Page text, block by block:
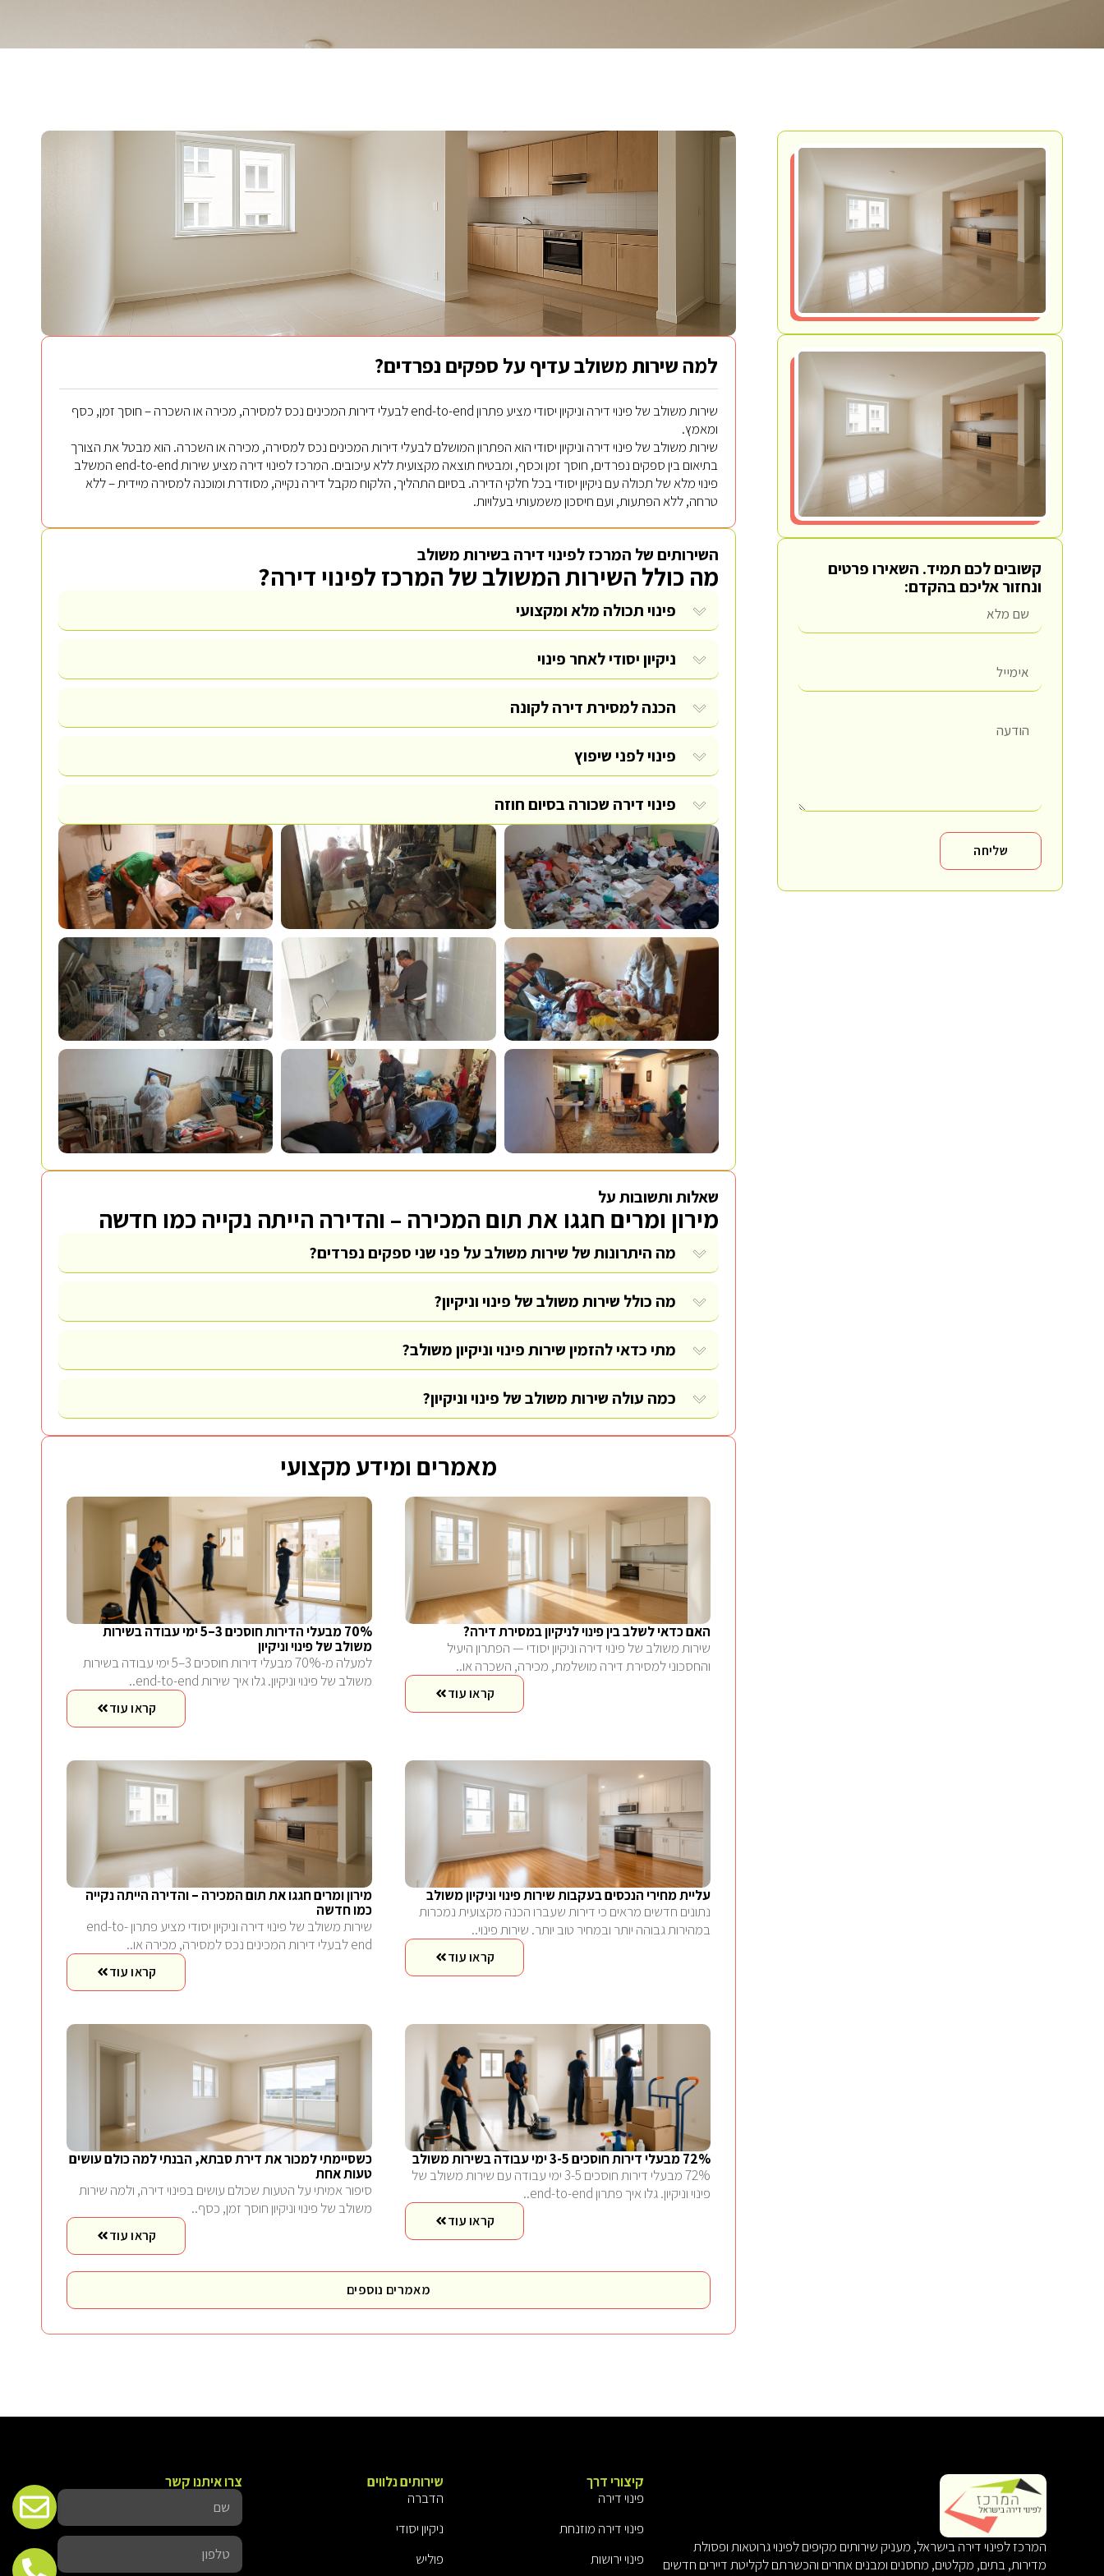
למה שירות משולב עדיף על ספקים נפרדים?
שירות משולב של פינוי דירה וניקיון יסודי מציע פתרון end-to-end לבעלי דירות המכינים נכס למסירה, מכירה או השכרה – חוסך זמן, כסף
ומאמץ.
שירות משולב של פינוי דירה וניקיון יסודי הוא הפתרון המושלם לבעלי דירות המכינים נכס למסירה, מכירה או השכרה. הוא מבטל את הצורך
בתיאום בין ספקים נפרדים, חוסך זמן וכסף, ומבטיח תוצאה מקצועית ללא עיכובים. המרכז לפינוי דירה מציע שירות end-to-end המשלב
פינוי מלא של תכולה עם ניקיון יסודי בכל חלקי הדירה. בסיום התהליך, הלקוח מקבל דירה נקייה, מסודרת ומוכנה למסירה מיידית – ללא
טרחה, ללא הפתעות, ועם חיסכון משמעותי בעלויות.
השירותים של המרכז לפינוי דירה בשירות משולב
מה כולל השירות המשולב של המרכז לפינוי דירה?
פינוי תכולה מלא ומקצועי
ניקיון יסודי לאחר פינוי
הכנה למסירת דירה לקונה
פינוי לפני שיפוץ
פינוי דירה שכורה בסיום חוזה
שאלות ותשובות על
מירון ומרים חגגו את תום המכירה – והדירה הייתה נקייה כמו חדשה
מה היתרונות של שירות משולב על פני שני ספקים נפרדים?
מה כולל שירות משולב של פינוי וניקיון?
מתי כדאי להזמין שירות פינוי וניקיון משולב?
כמה עולה שירות משולב של פינוי וניקיון?
מאמרים ומידע מקצועי
האם כדאי לשלב בין פינוי לניקיון במסירת דירה?
שירות משולב של פינוי דירה וניקיון יסודי — הפתרון היעיל
והחסכוני למסירת דירה מושלמת, מכירה, השכרה או..
קראו עוד
70% מבעלי הדירות חוסכים 3–5 ימי עבודה בשירות
משולב של פינוי וניקיון
למעלה מ-70% מבעלי דירות חוסכים 3–5 ימי עבודה בשירות
משולב של פינוי וניקיון. גלו איך שירות end-to-end..
קראו עוד
עליית מחירי הנכסים בעקבות שירות פינוי וניקיון משולב
נתונים חדשים מראים כי דירות שעברו הכנה מקצועית נמכרות
במהירות גבוהה יותר ובמחיר טוב יותר. שירות פינוי..
קראו עוד
מירון ומרים חגגו את תום המכירה – והדירה הייתה נקייה
כמו חדשה
שירות משולב של פינוי דירה וניקיון יסודי מציע פתרון end-to-
end לבעלי דירות המכינים נכס למסירה, מכירה או..
קראו עוד
72% מבעלי דירות חוסכים 3-5 ימי עבודה בשירות משולב
72% מבעלי דירות חוסכים 3-5 ימי עבודה עם שירות משולב של
פינוי וניקיון. גלו איך פתרון end-to-end..
קראו עוד
כשסיימתי למכור את דירת סבתא, הבנתי למה כולם עושים
טעות אחת
סיפור אמיתי על הטעות שכולם עושים בפינוי דירה, ולמה שירות
משולב של פינוי וניקיון חוסך זמן, כסף..
קראו עוד
מאמרים נוספים
קשובים לכם תמיד. השאירו פרטים
ונחזור אליכם בהקדם:
שליחה
המרכז לפינוי דירה בישראל, מעניק שירותים מקיפים לפינוי גרוטאות ופסולת
מדירות, בתים, מקלטים, מחסנים ומבנים אחרים והכשרתם לקליטת דיירים חדשים
קיצורי דרך
פינוי דירה
פינוי דירה מוזנחת
פינוי ירושות
שירותים נלווים
הדברה
ניקיון יסודי
פוליש
צרו איתנו קשר